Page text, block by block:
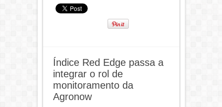
Índice Red Edge passa a
integrar o rol de
monitoramento da
Agronow